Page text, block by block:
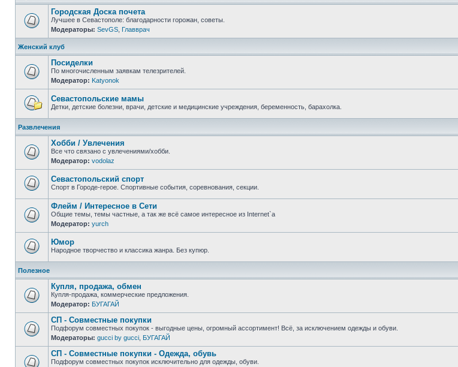
Нет
непрочитанных
сообщений
Городская Доска почета
Лучшее в Севастополе: благодарности горожан, советы.
Модераторы: SevGS Главврач
Женский клуб
Нет
непрочитанных
сообщений
Посиделки
По многочисленным заявкам телезрителей.
Модератор: Katyonok
непрочитанных
сообщений
Севастопольские мамы
Детки, детские болезни, врачи, детские и медицинские учреждения, беременность, барахолка.
Развлечения
Нет
непрочитанных
сообщений
Хобби / Увлечения
Все что связано с увлечениями/хобби.
Модератор: vodolaz
непрочитанных
сообщений
Севастопольский спорт
Спорт в Городе-герое. Спортивные события, соревнования, секции.
Нет
непрочитанных
сообщений
Флейм / Интересное в Cети
Общие темы, темы частные, а так же всё самое интересное из Internet`а
Модератор: yurch
непрочитанных
сообщений
Юмор
Народное творчество и классика жанра. Без купюр.
Полезное
Нет
непрочитанных
сообщений
Купля, продажа, обмен
Купля-продажа, коммерческие предложения.
Модератор: БУГАГАЙ
Нет
непрочитанных
сообщений
СП - Совместные покупки
Подфорум совместных покупок - выгодные цены, огромный ассортимент! Всё, за исключением одежды и обуви.
Модераторы: gucci by gucci БУГАГАЙ
СП - Совместные покупки - Одежда, обувь
Подфорум совместных покупок исключительно для одежды, обуви.